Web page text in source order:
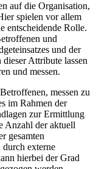
auf die Organisation,
spielen vor allem
entscheidende Rolle.
und
und der
Attribute lassen
und messen.
messen zu
im Rahmen der
zur Ermittlung
Anzahl der aktuell
gesamten
durch externe
hierbei der Grad